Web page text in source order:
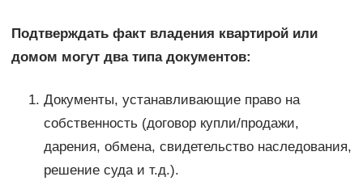
Подтверждать факт владения квартирой или
домом могут два типа документов:
Документы, устанавливающие право на
собственность (договор купли/продажи,
дарения, обмена, свидетельство наследования,
решение суда и т.д.).